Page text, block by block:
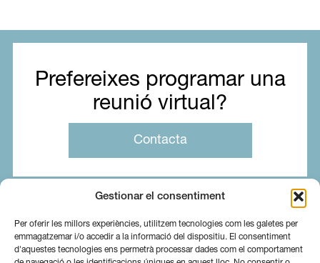
Gestionar el consentiment
Per oferir les millors experiències, utilitzem tecnologies com les galetes per
emmagatzemar i/o accedir a la informació del dispositiu. El consentiment
d'aquestes tecnologies ens permetrà processar dades com el comportament
Prefereixes programar una
reunió virtual?
Contacta